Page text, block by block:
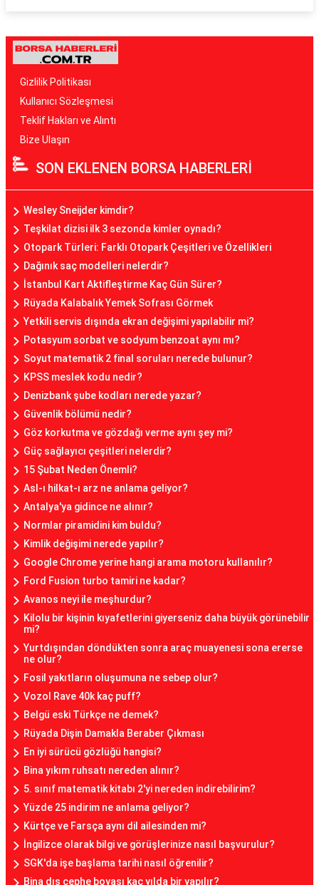
Gizlilik Politikası
Kullanıcı Sözleşmesi
Teklif Hakları ve Alıntı
Bize Ulaşın
SON EKLENEN BORSA HABERLERİ
Wesley Sneijder kimdir?
Teşkilat dizisi ilk 3 sezonda kimler oynadı?
Otopark Türleri: Farklı Otopark Çeşitleri ve Özellikleri
Dağınık saç modelleri nelerdir?
İstanbul Kart Aktifleştirme Kaç Gün Sürer?
Rüyada Kalabalık Yemek Sofrası Görmek
Yetkili servis dışında ekran değişimi yapılabilir mi?
Potasyum sorbat ve sodyum benzoat aynı mı?
Soyut matematik 2 final soruları nerede bulunur?
KPSS meslek kodu nedir?
Denizbank şube kodları nerede yazar?
Güvenlik bölümü nedir?
Göz korkutma ve gözdağı verme aynı şey mi?
Güç sağlayıcı çeşitleri nelerdir?
15 Şubat Neden Önemli?
Asl-ı hilkat-ı arz ne anlama geliyor?
Antalya'ya gidince ne alınır?
Normlar piramidini kim buldu?
Kimlik değişimi nerede yapılır?
Google Chrome yerine hangi arama motoru kullanılır?
Ford Fusion turbo tamiri ne kadar?
Avanos neyi ile meşhurdur?
Kilolu bir kişinin kıyafetlerini giyerseniz daha büyük görünebilir
mi?
Yurtdışından döndükten sonra araç muayenesi sona ererse
ne olur?
Fosil yakıtların oluşumuna ne sebep olur?
Vozol Rave 40k kaç puff?
Belgü eski Türkçe ne demek?
Rüyada Dişin Damakla Beraber Çıkması
En iyi sürücü gözlüğü hangisi?
Bina yıkım ruhsatı nereden alınır?
5. sınıf matematik kitabı 2'yi nereden indirebilirim?
Yüzde 25 indirim ne anlama geliyor?
Kürtçe ve Farsça aynı dil ailesinden mi?
İngilizce olarak bilgi ve görüşlerinize nasıl başvurulur?
SGK'da işe başlama tarihi nasıl öğrenilir?
Bina dış cephe boyası kaç yılda bir yapılır?